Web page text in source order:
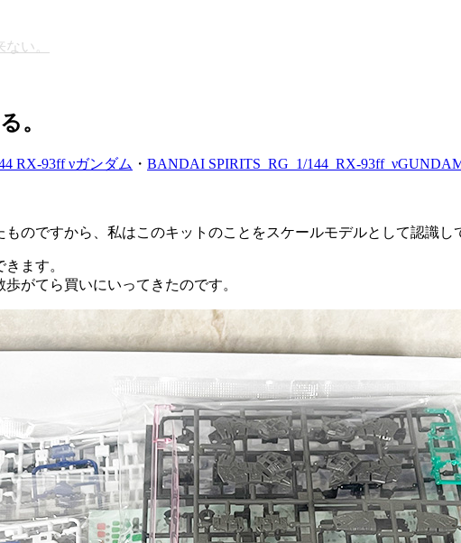
い。
。
RX-93ff νガンダム ・ BANDAI SPIRITS_RG_1/144_RX-
のですから、私はこのキットのことをスケールモデルとして認識し
ます。
がてら買いにいってきたのです。